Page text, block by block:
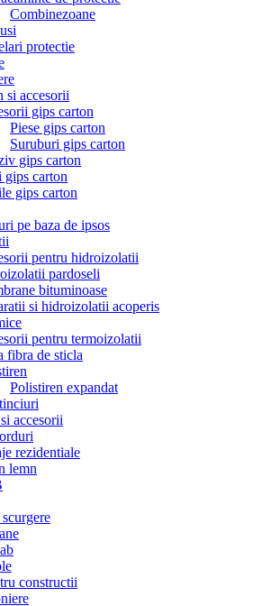
Combinezoane
protectie
si accesorii
gips carton
Piese gips carton
Suruburi gips carton
gips carton
gips carton
gips carton
pe baza de ipsos
pentru hidroizolatii
pardoseli
bituminoase
si hidroizolatii acoperis
pentru termoizolatii
fibra de sticla
Polistiren expandat
accesorii
rezidentiale
lemn
constructii